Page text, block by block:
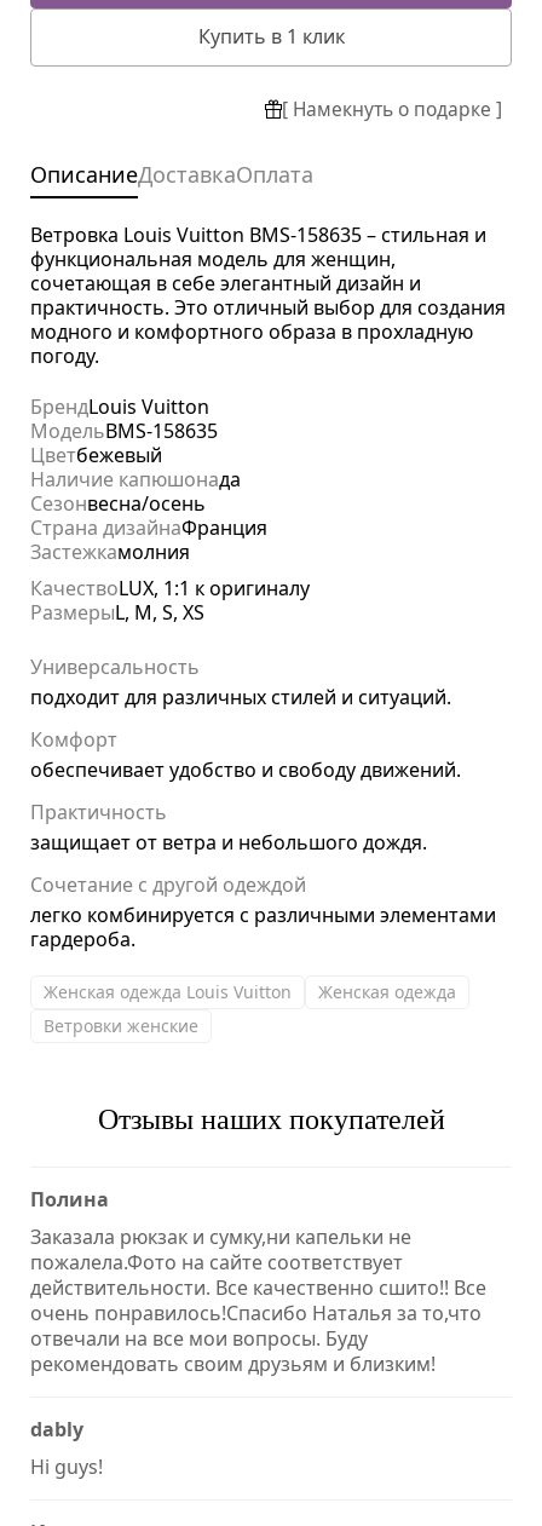
Купить в 1 клик
[ Намекнуть о подарке ]
ОписаниеДоставкаОплата
Ветровка Louis Vuitton BMS-158635 – стильная и
функциональная модель для женщин,
сочетающая в себе элегантный дизайн и
практичность. Это отличный выбор для создания
модного и комфортного образа в прохладную
погоду.
БрендLouis Vuitton
МодельBMS-158635
Цветбежевый
Наличие капюшонада
Сезонвесна/осень
Страна дизайнаФранция
Застежкамолния
КачествоLUX, 1:1 к оригиналу
РазмерыL, M, S, XS
Универсальность
подходит для различных стилей и ситуаций.
Комфорт
обеспечивает удобство и свободу движений.
Практичность
защищает от ветра и небольшого дождя.
Сочетание с другой одеждой
легко комбинируется с различными элементами
гардероба.
Женская одежда Louis Vuitton
Женская одежда
Ветровки женские
Отзывы наших покупателей
Полина
Заказала рюкзак и сумку,ни капельки не
пожалела.Фото на сайте соответствует
действительности. Все качественно сшито!! Все
очень понравилось!Спасибо Наталья за то,что
отвечали на все мои вопросы. Буду
рекомендовать своим друзьям и близким!
dably
Hi guys!